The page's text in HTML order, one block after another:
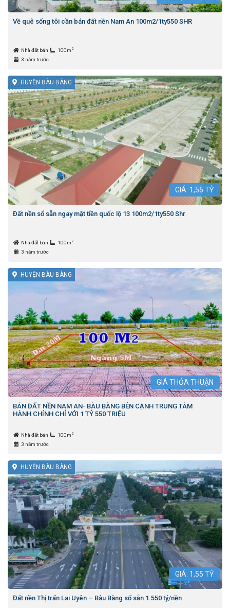
Về quê sống tôi cần bán đất nền Nam An 100m2/1ty550 SHR
Nhà đất bán 100m 2
3 năm trước
HUYỆN BÀU BÀNG
GIÁ: 1,55 TỶ
Đất nền sổ sẵn ngay mặt tiền quốc lộ 13 100m2/1ty550 Shr
Nhà đất bán 100m 2
3 năm trước
HUYỆN BÀU BÀNG
GIÁ THỎA THUẬN
BÁN ĐẤT NỀN NAM AN- BÀU BÀNG BÊN CẠNH TRUNG TÂM
HÀNH CHÍNH CHỈ VỚI 1 TỶ 550 TRIỆU
Nhà đất bán 100m 2
3 năm trước
HUYỆN BÀU BÀNG
GIÁ: 1,55 TỶ
Đất nền Thị trấn Lai Uyên – Bàu Bàng sổ sẵn 1.550 tỷ/nền